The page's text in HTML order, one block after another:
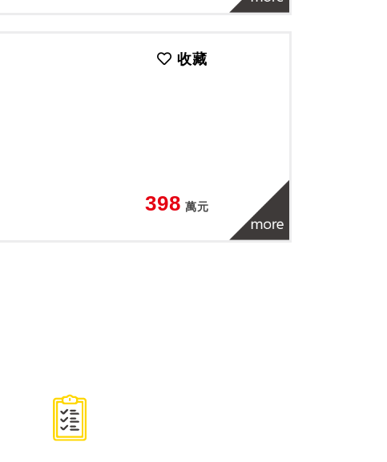
398 萬元
收藏